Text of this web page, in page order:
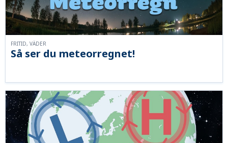
Så ser du meteorregnet!
FRITID, VÄDER